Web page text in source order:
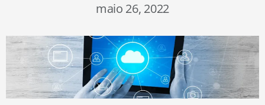
maio 26, 2022